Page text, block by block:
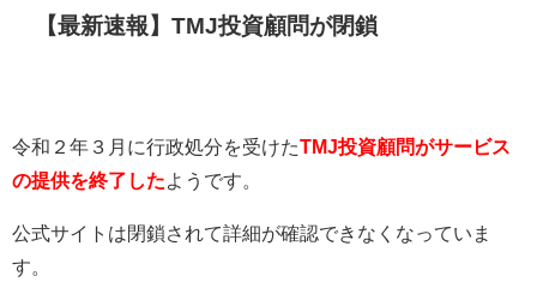
【最新速報】TMJ投資顧問が閉鎖
令和２年３月に行政処分を受けたTMJ投資顧問がサービス
の提供を終了したようです。
公式サイトは閉鎖されて詳細が確認できなくなっていま
す。